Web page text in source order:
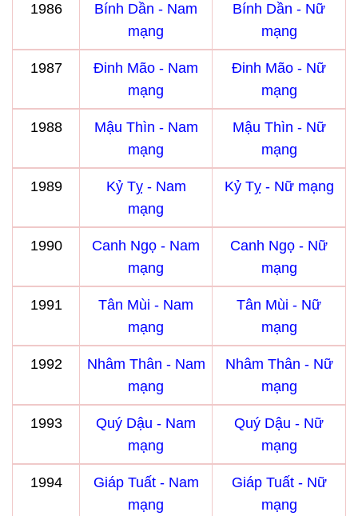
1986
Bính Dần - Nam
mạng
Bính Dần - Nữ
mạng
1987
Đinh Mão - Nam
mạng
Đinh Mão - Nữ
mạng
1988
Mậu Thìn - Nam
mạng
Mậu Thìn - Nữ
mạng
1989
Kỷ Tỵ - Nam
mạng
Kỷ Tỵ - Nữ mạng
1990
Canh Ngọ - Nam
mạng
Canh Ngọ - Nữ
mạng
1991
Tân Mùi - Nam
mạng
Tân Mùi - Nữ
mạng
1992
Nhâm Thân - Nam
mạng
Nhâm Thân - Nữ
mạng
1993
Quý Dậu - Nam
mạng
Quý Dậu - Nữ
mạng
1994
Giáp Tuất - Nam
mạng
Giáp Tuất - Nữ
mạng